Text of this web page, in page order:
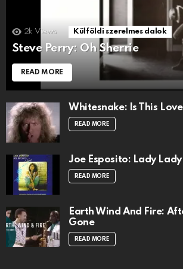
2k Views Külföldi szerelmes dalok
Steve Perry: Oh Sherrie
READ MORE
Whitesnake: Is This Love
READ MORE
Joe Esposito: Lady
READ MORE
Earth Wind And Fire:
Gone
READ MORE